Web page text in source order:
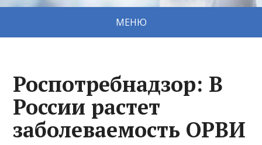
МЕНЮ
Роспотребнадзор: В
России растет
заболеваемость ОРВИ